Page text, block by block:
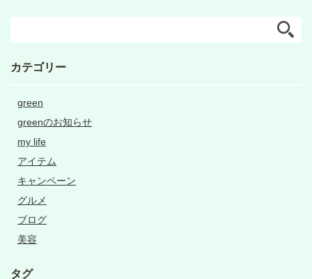
カテゴリー
green
greenのお知らせ
my life
アイテム
キャンペーン
グルメ
ブログ
美容
タグ